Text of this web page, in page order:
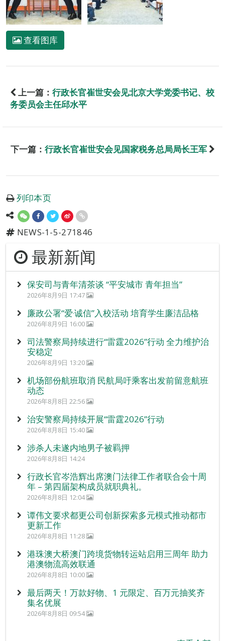
查看图库
上一篇： 行政长官崔世安会见北京大学党委书记、校
务委员会主任邱水平
下一篇： 行政长官崔世安会见国家税务总局局长王军
列印本页
NEWS-1-5-271846
最新新闻
保安司与青年清茶谈 “平安城市 青年担当”
2026年8月9日 17:47
廉政公署“爱‧诚信”入校活动 培育学生廉洁品格
2026年8月9日 16:00
司法警察局持续进行“雷霆2026”行动 全力维护治
安稳定
2026年8月9日 13:20
机场部份航班取消 民航局吁乘客出发前留意航班
动态
2026年8月8日 22:56
治安警察局持续开展“雷霆2026”行动
2026年8月8日 15:40
涉杀人未遂内地男子被羁押
2026年8月8日 14:24
行政长官岑浩辉出席澳门法律工作者联合会十周
年 – 第四届架构成员就职典礼。
2026年8月8日 12:04
谭伟文要求都更公司创新探索多元模式推动都市
更新工作
2026年8月8日 11:28
港珠澳大桥澳门跨境货物转运站启用三周年 助力
港澳物流高效联通
2026年8月8日 10:00
最后两天！万款好物、1 元限定、百万元抽奖齐
集名优展
2026年8月8日 09:54